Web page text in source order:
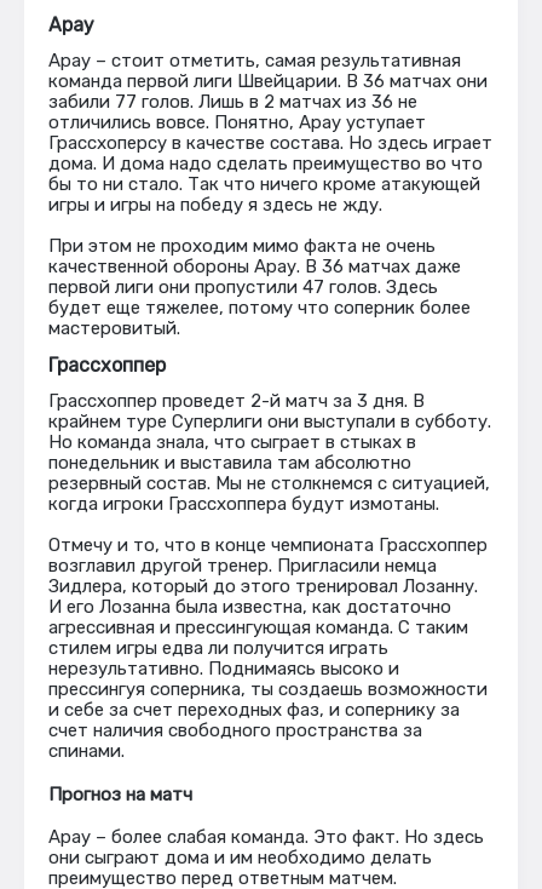
Арау
Арау – стоит отметить, самая результативная
команда первой лиги Швейцарии. В 36 матчах они
забили 77 голов. Лишь в 2 матчах из 36 не
отличились вовсе. Понятно, Арау уступает
Грассхоперсу в качестве состава. Но здесь играет
дома. И дома надо сделать преимущество во что
бы то ни стало. Так что ничего кроме атакующей
игры и игры на победу я здесь не жду.
При этом не проходим мимо факта не очень
качественной обороны Арау. В 36 матчах даже
первой лиги они пропустили 47 голов. Здесь
будет еще тяжелее, потому что соперник более
мастеровитый.
Грассхоппер
Грассхоппер проведет 2-й матч за 3 дня. В
крайнем туре Суперлиги они выступали в субботу.
Но команда знала, что сыграет в стыках в
понедельник и выставила там абсолютно
резервный состав. Мы не столкнемся с ситуацией,
когда игроки Грассхоппера будут измотаны.
Отмечу и то, что в конце чемпионата Грассхоппер
возглавил другой тренер. Пригласили немца
Зидлера, который до этого тренировал Лозанну.
И его Лозанна была известна, как достаточно
агрессивная и прессингующая команда. С таким
стилем игры едва ли получится играть
нерезультативно. Поднимаясь высоко и
прессингуя соперника, ты создаешь возможности
и себе за счет переходных фаз, и сопернику за
счет наличия свободного пространства за
спинами.
Прогноз на матч
Арау – более слабая команда. Это факт. Но здесь
они сыграют дома и им необходимо делать
преимущество перед ответным матчем.